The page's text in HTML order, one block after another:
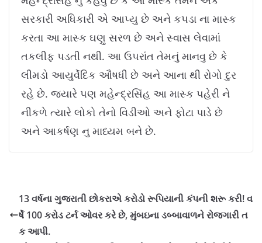
સરકારી અધિકારી એ આપ્યુ છે અને કપડા ના માસ્ક
કરતા આ માસ્ક ઘણુ સરળ છે અને સ્વાસ લેવામાં
તકલીફ પડતી નથી. આ ઉપરાંત તેમનું માનવુ છે કે
લીમડો આયુર્વેદિક ઔષધી છે અને આના થી રોગો દુર
રહે છે. જયારે પણ મહેન્દ્રસિંહ આ માસ્ક પહેરી ને
નીકળે ત્યારે લોકો તેનો વિડીઓ અને ફોટા પાડે છે
અને આકર્ષણ નુ માધ્યમ બને છે.
13 વર્ષના ગુજરાતી છોકરાએ કરોડો રૂપિયાની કંપની શરૂ કરી! વ
ર્ષે 100 કરોડ ટર્ન ઓવર કરે છે, મુંબઇના ડબ્બાવાળને રોજગારી ત
ક આપી.